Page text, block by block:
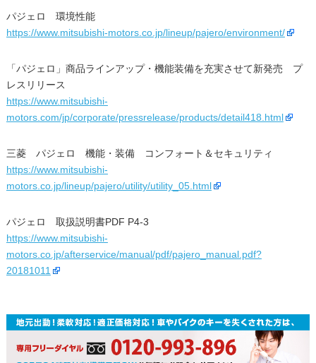
パジェロ 環境性能
https://www.mitsubishi-motors.co.jp/lineup/pajero/environment/
「パジェロ」商品ラインアップ・機能装備を充実させて新発売 プ
レスリリース
https://www.mitsubishi-
motors.com/jp/corporate/pressrelease/products/detail418.html
三菱 パジェロ 機能・装備 コンフォート＆セキュリティ
https://www.mitsubishi-
motors.co.jp/lineup/pajero/utility/utility_05.html
パジェロ 取扱説明書PDF P4-3
https://www.mitsubishi-
motors.co.jp/afterservice/manual/pdf/pajero_manual.pdf?
20181011